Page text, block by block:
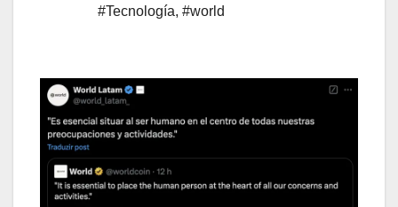
#Tecnología, #world